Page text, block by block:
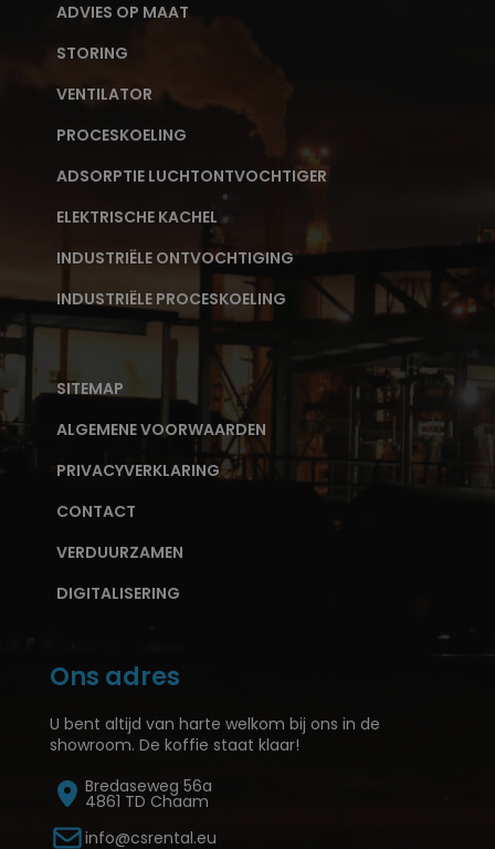
ADVIES OP MAAT
STORING
VENTILATOR
PROCESKOELING
ADSORPTIE LUCHTONTVOCHTIGER
ELEKTRISCHE KACHEL
INDUSTRIËLE ONTVOCHTIGING
INDUSTRIËLE PROCESKOELING
SITEMAP
ALGEMENE VOORWAARDEN
PRIVACYVERKLARING
CONTACT
VERDUURZAMEN
DIGITALISERING
Ons adres
U bent altijd van harte welkom bij ons in de
showroom. De koffie staat klaar!
Bredaseweg 56a
4861 TD Chaam
info@csrental.eu